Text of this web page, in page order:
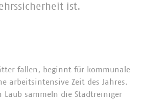
ist.
fallen, beginnt für kommunale
arbeitsintensive Zeit des Jahres.
Laub sammeln die Stadtreiniger